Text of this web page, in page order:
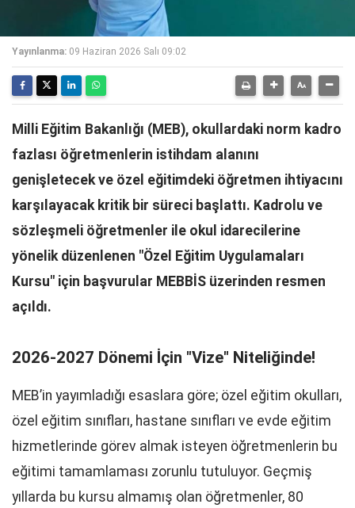
Yayınlanma: 09 Haziran 2026 Salı 09:02
Milli Eğitim Bakanlığı (MEB), okullardaki norm kadro
fazlası öğretmenlerin istihdam alanını
genişletecek ve özel eğitimdeki öğretmen ihtiyacını
karşılayacak kritik bir süreci başlattı. Kadrolu ve
sözleşmeli öğretmenler ile okul idarecilerine
yönelik düzenlenen "Özel Eğitim Uygulamaları
Kursu" için başvurular MEBBİS üzerinden resmen
açıldı.
2026-2027 Dönemi İçin "Vize" Niteliğinde!
MEB’in yayımladığı esaslara göre; özel eğitim okulları,
özel eğitim sınıfları, hastane sınıfları ve evde eğitim
hizmetlerinde görev almak isteyen öğretmenlerin bu
eğitimi tamamlaması zorunlu tutuluyor. Geçmiş
yıllarda bu kursu almamış olan öğretmenler, 80